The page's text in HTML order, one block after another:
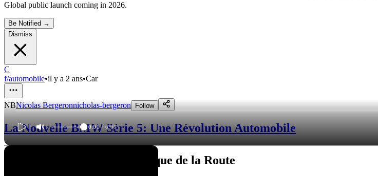
Global public launch coming in 2026.
Be Notified →
Dismiss
C
f/automobile•il y a 2 ans•Car
NBNicolas Bergeronnicholas-bergeron Follow
La Nouvelle BMW Série 5: Une Révolution Automobile
0:00 / 0:00
La BMW Série 5 : Un Classique de la Route